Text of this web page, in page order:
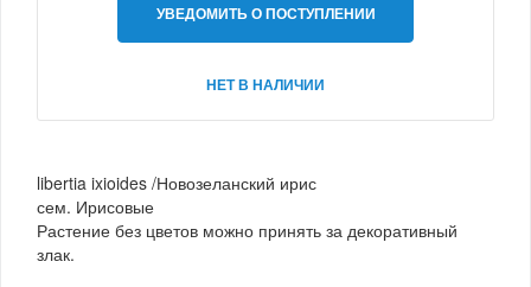
УВЕДОМИТЬ О ПОСТУПЛЕНИИ
НЕТ В НАЛИЧИИ
libertia ixioides /Новозеланский ирис
сем. Ирисовые
Растение без цветов можно принять за декоративный
злак.